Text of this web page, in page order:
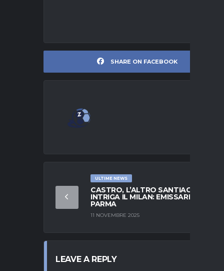
SHARE ON FACEBOOK
ULTIME NEWS
CASTRO, L’ALTRO SANTIAGO CHE
INTRIGA IL MILAN: EMISSARI A
PARMA
11 NOVEMBRE 2025
LEAVE A REPLY